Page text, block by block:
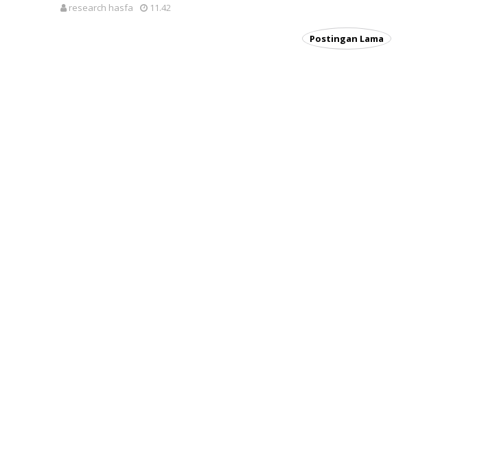
research hasfa 11.42
Postingan Lama